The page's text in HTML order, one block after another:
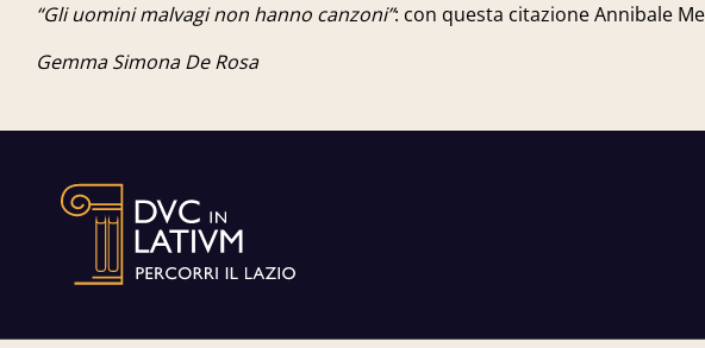
“Gli uomini malvagi non hanno canzoni”: con questa citazione Annibale
Gemma Simona De Rosa